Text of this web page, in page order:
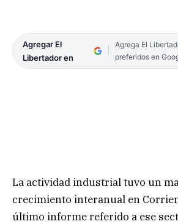
Agregar El
Libertador en
Agrega El
preferidos en
La actividad industrial tuvo un
crecimiento interanual en
último informe referido a ese